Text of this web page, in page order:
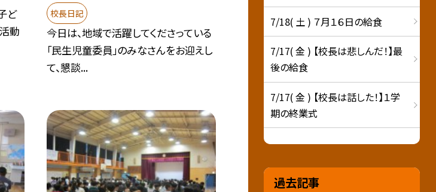
ど
動
校長日記
今日は、地域で活躍してくださっている
「民生児童委員」のみなさんをお迎えし
て、懇談...
7/18( 土 ) ７月１６日の給食
7/17( 金 ) 【校長は悲しんだ！】最
後の給食
7/17( 金 ) 【校長は話した！】１学
期の終業式
過去記事